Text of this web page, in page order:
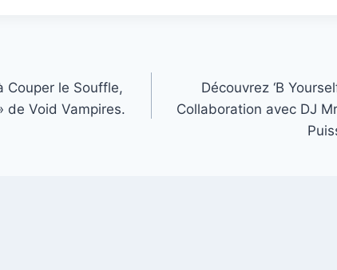
Couper le Souffle,
de Void Vampires.
Découvrez ‘B
Collaboration avec DJ